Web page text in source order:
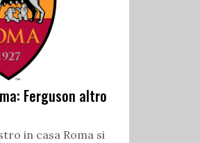
Ferguson altro
in casa Roma si